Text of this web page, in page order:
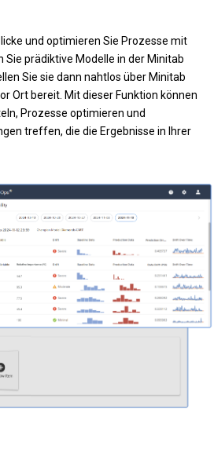
und optimieren Sie Prozesse mit
Sie prädiktive Modelle in der Minitab
Sie sie dann nahtlos über Minitab
Ort bereit. Mit dieser Funktion können
Prozesse optimieren und
treffen, die die Ergebnisse in Ihrer